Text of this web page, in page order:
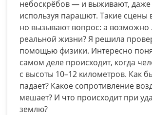
небоскрёбов — и выживают, даже
используя парашют. Такие сцены
но вызывают вопрос: а возможно
реальной жизни? Я решила
помощью физики. Интересно
самом деле происходит, когда
с высоты 10–12 километров. Как
падает? Какое сопротивление
мешает? И что происходит при
землю?